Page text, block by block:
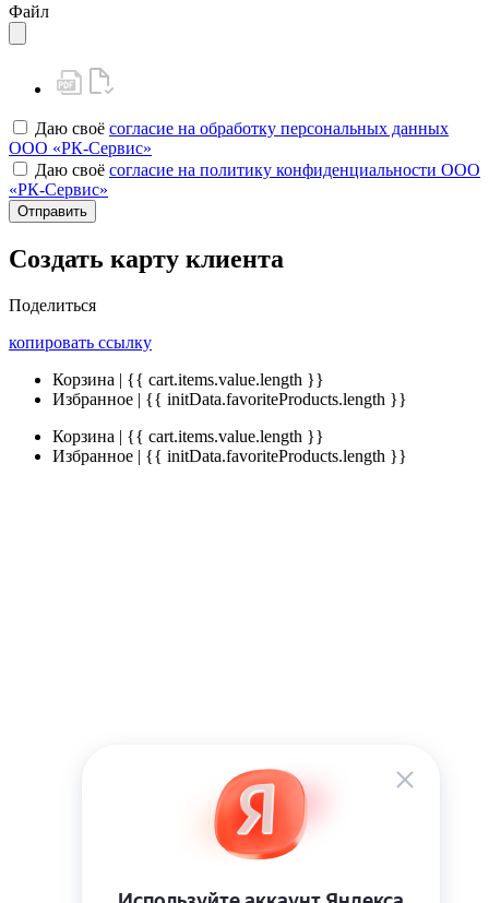
Файл
Даю своё согласие на обработку персональных данных
ООО «РК-Сервис»
Даю своё согласие на политику конфиденциальности ООО
«РК-Сервис»
Отправить
Создать карту клиента
Поделиться
копировать ссылку
Корзина | {{ cart.items.value.length }}
Избранное | {{ initData.favoriteProducts.length }}
Корзина | {{ cart.items.value.length }}
Избранное | {{ initData.favoriteProducts.length }}